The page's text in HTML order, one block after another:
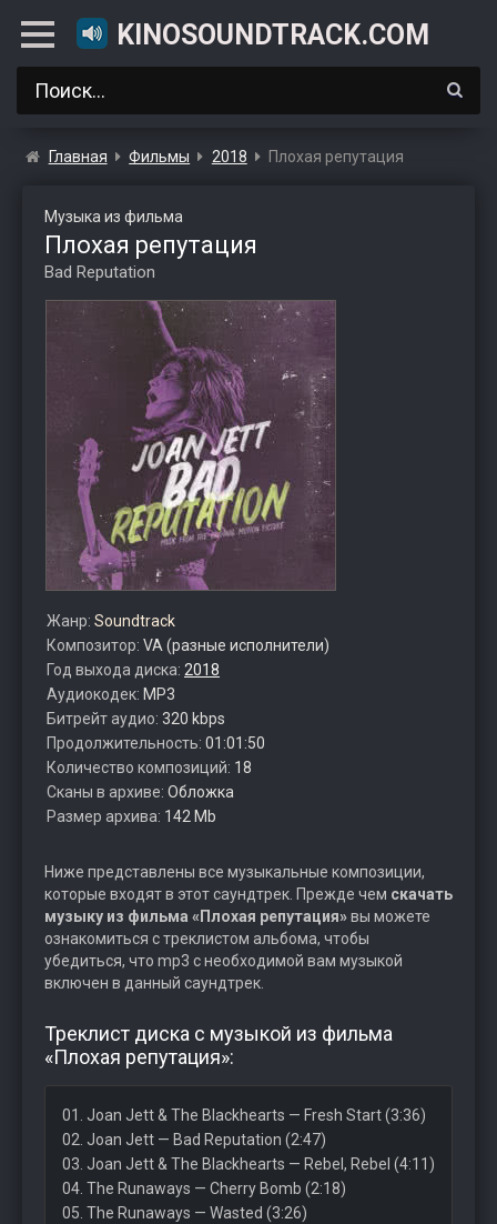
KINOSOUNDTRACK.COM
Главная Фильмы 2018 Плохая репутация
Музыка из фильма
Плохая репутация
Bad Reputation
Жанр: Soundtrack
Композитор: VA (разные исполнители)
Год выхода диска: 2018
Аудиокодек: MP3
Битрейт аудио: 320 kbps
Продолжительность: 01:01:50
Количество композиций: 18
Сканы в архиве: Обложка
Размер архива: 142 Mb
Ниже представлены все музыкальные композиции,
которые входят в этот саундтрек. Прежде чем скачать
музыку из фильма «Плохая репутация»вы можете
ознакомиться с треклистом альбома, чтобы
убедиться, что mp3 с необходимой вам музыкой
включен в данный саундтрек.
Треклист диска с музыкой из фильма
«Плохая репутация»:
01. Joan Jett & The Blackhearts — Fresh Start (3:36)
02. Joan Jett — Bad Reputation (2:47)
03. Joan Jett & The Blackhearts — Rebel, Rebel (4:11)
04. The Runaways — Cherry Bomb (2:18)
05. The Runaways — Wasted (3:26)